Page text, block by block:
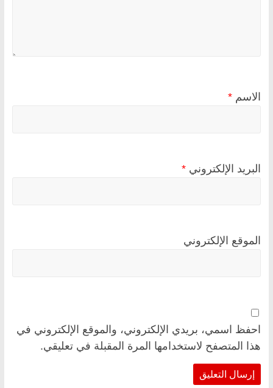
الاسم *
البريد الإلكتروني *
الموقع الإلكتروني
احفظ اسمي، بريدي الإلكتروني، والموقع الإلكتروني في
هذا المتصفح لاستخدامها المرة المقبلة في تعليقي.